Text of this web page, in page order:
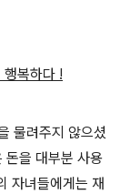
복하다 !
물려주지 않으셨
돈을 대부분 사용
자녀들에게는 재